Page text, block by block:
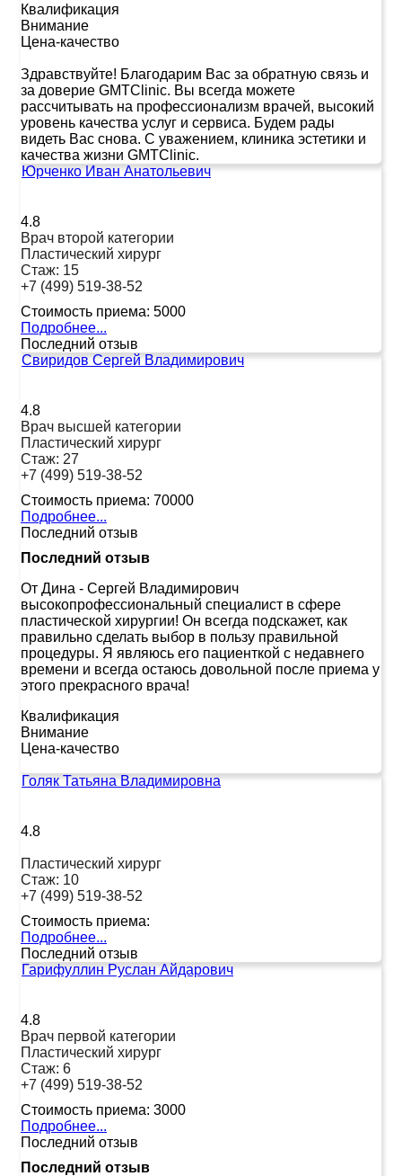
Квалификация
Внимание
Цена-качество
Здравствуйте! Благодарим Вас за обратную связь и
за доверие GMTClinic. Вы всегда можете
рассчитывать на профессионализм врачей, высокий
уровень качества услуг и сервиса. Будем рады
видеть Вас снова. С уважением, клиника эстетики и
качества жизни GMTClinic.
Юрченко Иван Анатольевич
4.8
Врач второй категории
Пластический хирург
Стаж: 15
+7 (499) 519-38-52
Стоимость приема: 5000
Подробнее...
Последний отзыв
Свиридов Сергей Владимирович
4.8
Врач высшей категории
Пластический хирург
Стаж: 27
+7 (499) 519-38-52
Стоимость приема: 70000
Подробнее...
Последний отзыв
Последний отзыв
От Дина - Сергей Владимирович
высокопрофессиональный специалист в сфере
пластической хирургии! Он всегда подскажет, как
правильно сделать выбор в пользу правильной
процедуры. Я являюсь его пациенткой с недавнего
времени и всегда остаюсь довольной после приема у
этого прекрасного врача!
Квалификация
Внимание
Цена-качество
Голяк Татьяна Владимировна
4.8
Пластический хирург
Стаж: 10
+7 (499) 519-38-52
Стоимость приема:
Подробнее...
Последний отзыв
Гарифуллин Руслан Айдарович
4.8
Врач первой категории
Пластический хирург
Стаж: 6
+7 (499) 519-38-52
Стоимость приема: 3000
Подробнее...
Последний отзыв
Последний отзыв